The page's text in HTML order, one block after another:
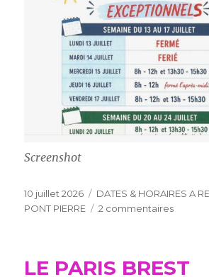
Screenshot
Publié
le
10 juillet 2026 Catégories
DATES & HORAIRES A
PONT PIERRE
2 commentairessur
A
LE PARIS BREST